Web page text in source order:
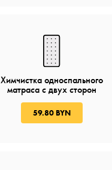
Химчистка односпального
матраса c двух сторон
59.80 BYN